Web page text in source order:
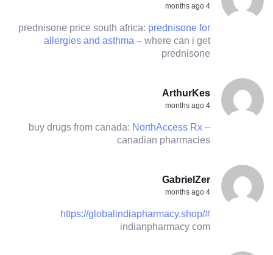
4 months ago
prednisone price south africa: prednisone for
allergies and asthma – where can i get
prednisone
ArthurKes
4 months ago
buy drugs from canada: NorthAccess Rx –
canadian pharmacies
GabrielZer
4 months ago
https://globalindiapharmacy.shop/#
indianpharmacy com